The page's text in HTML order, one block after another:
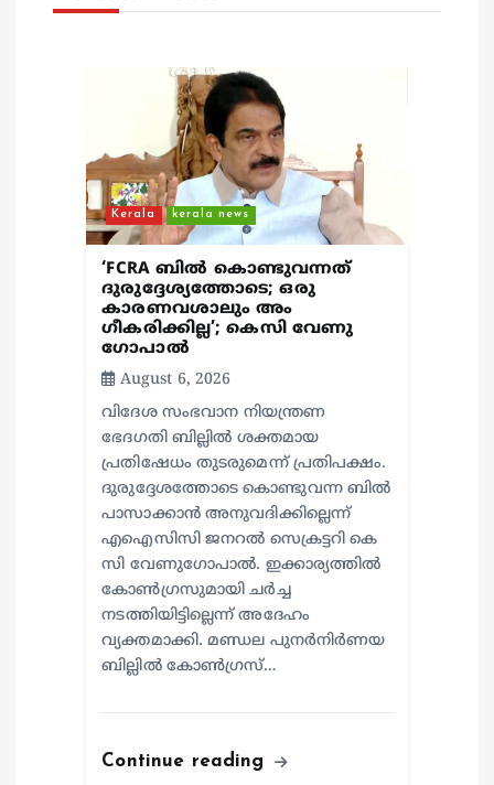
Kerala kerala news
‘FCRA ബിൽ കൊണ്ടുവന്നത്
ദുരുദ്ദേശ്യത്തോടെ; ഒരു
കാരണവശാലും അം​
ഗീകരിക്കില്ല’; കെസി വേണു​
ഗോപാൽ
August 6, 2026
വിദേശ സംഭവാന നിയന്ത്രണ
ഭേദഗതി ബില്ലിൽ ശക്തമായ
പ്രതിഷേധം തുടരുമെന്ന് പ്രതിപക്ഷം.
ദുരുദ്ദേശത്തോടെ കൊണ്ടുവന്ന ബിൽ
പാസാക്കാൻ അനുവദിക്കില്ലെന്ന്
എഐസിസി ജനറൽ സെക്രട്ടറി കെ
സി വേണുഗോപാൽ. ഇക്കാര്യത്തിൽ
കോൺഗ്രസുമായി ചർച്ച
നടത്തിയിട്ടില്ലെന്ന് അദേഹം
വ്യക്തമാക്കി. മണ്ഡല പുനർനിർണയ
ബില്ലിൽ കോൺഗ്രസ്…
Continue reading